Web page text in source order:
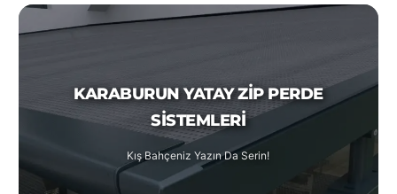
KARABURUN YATAY ZIP PERDE
SISTEMLERI
Kış Bahçeniz Yazın Da Serin!
Czech
Netherlands
Poland
Romania
Switzerland
Turkey